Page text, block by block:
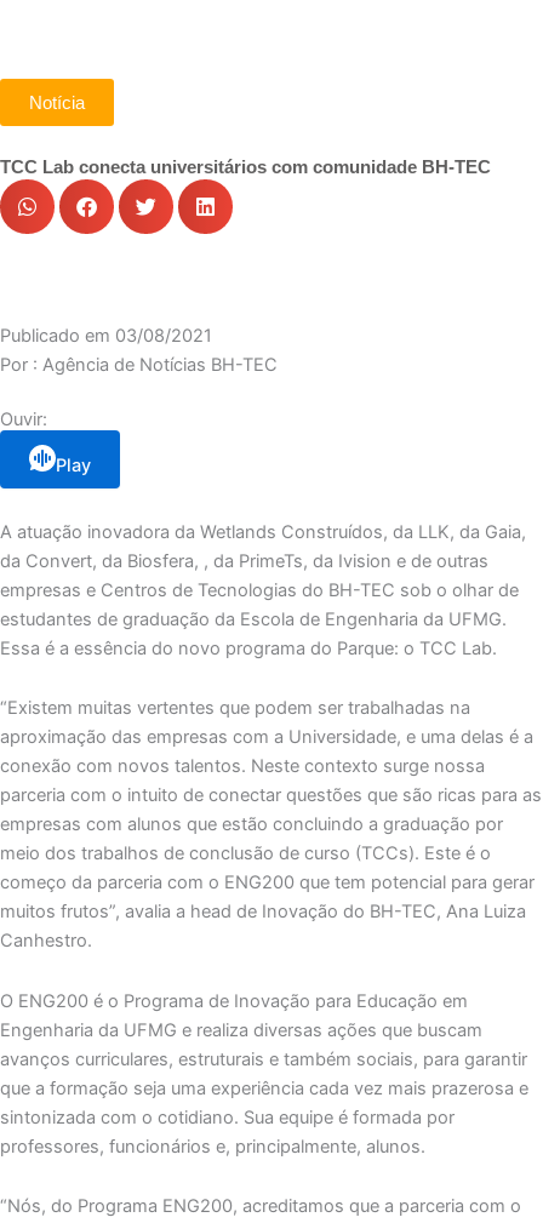
Notícia
TCC Lab conecta universitários com comunidade BH-TEC
Publicado em 03/08/2021
Por : Agência de Notícias BH-TEC
Ouvir:
Play
A atuação inovadora da Wetlands Construídos, da LLK, da Gaia,
da Convert, da Biosfera, , da PrimeTs, da Ivision e de outras
empresas e Centros de Tecnologias do BH-TEC sob o olhar de
estudantes de graduação da Escola de Engenharia da UFMG.
Essa é a essência do novo programa do Parque: o TCC Lab.
“Existem muitas vertentes que podem ser trabalhadas na
aproximação das empresas com a Universidade, e uma delas é a
conexão com novos talentos. Neste contexto surge nossa
parceria com o intuito de conectar questões que são ricas para as
empresas com alunos que estão concluindo a graduação por
meio dos trabalhos de conclusão de curso (TCCs). Este é o
começo da parceria com o ENG200 que tem potencial para gerar
muitos frutos”, avalia a head de Inovação do BH-TEC, Ana Luiza
Canhestro.
O ENG200 é o Programa de Inovação para Educação em
Engenharia da UFMG e realiza diversas ações que buscam
avanços curriculares, estruturais e também sociais, para garantir
que a formação seja uma experiência cada vez mais prazerosa e
sintonizada com o cotidiano. Sua equipe é formada por
professores, funcionários e, principalmente, alunos.
“Nós, do Programa ENG200, acreditamos que a parceria com o